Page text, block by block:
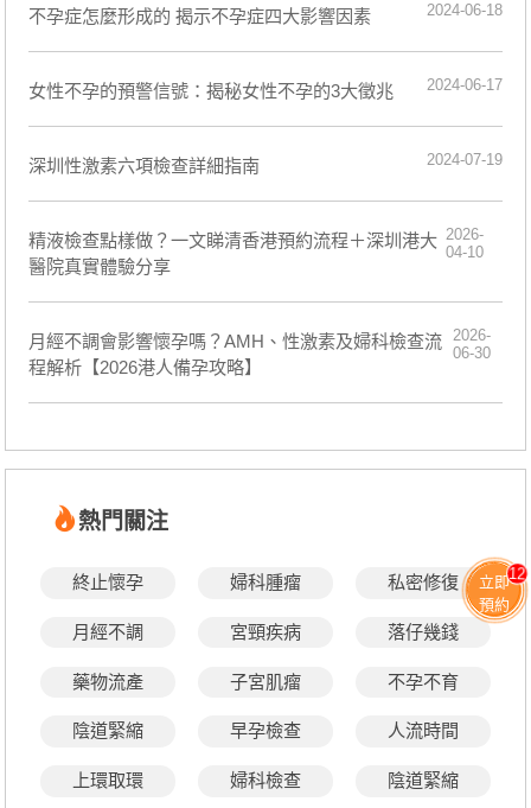
​不孕症怎麼形成的 揭示不孕症四大影響因素 2024-06-18
女性不孕的預警信號：揭秘女性不孕的3大徵兆 2024-06-17
深圳性激素六項檢查詳細指南 2024-07-19
精液檢查點樣做？一文睇清香港預約流程＋深圳港大
醫院真實體驗分享
2026-
04-10
月經不調會影響懷孕嗎？AMH、性激素及婦科檢查流
程解析【2026港人備孕攻略】
2026-
06-30
熱門關注
終止懷孕 婦科腫瘤 私密修復
月經不調 宮頸疾病 落仔幾錢
藥物流產 子宮肌瘤 不孕不育
陰道緊縮 早孕檢查 人流時間
上環取環 婦科檢查 陰道緊縮
立即
預約
12